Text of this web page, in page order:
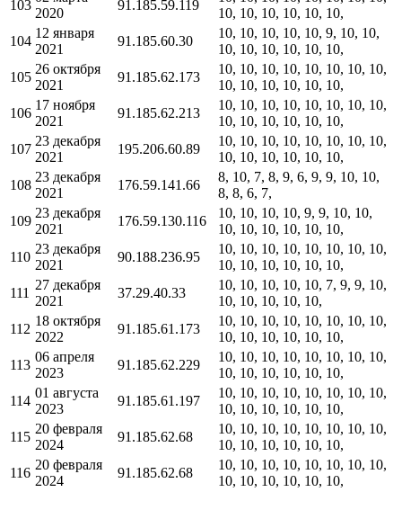
103
2020
91.185.59.119
10, 10, 10, 10, 10, 10,
104
12 января
2021
91.185.60.30
10, 10, 10, 10, 10, 9, 10, 10,
10, 10, 10, 10, 10, 10,
105
26 октября
2021
91.185.62.173
10, 10, 10, 10, 10, 10, 10, 10,
10, 10, 10, 10, 10, 10,
106
17 ноября
2021
91.185.62.213
10, 10, 10, 10, 10, 10, 10, 10,
10, 10, 10, 10, 10, 10,
107
23 декабря
2021
195.206.60.89
10, 10, 10, 10, 10, 10, 10, 10,
10, 10, 10, 10, 10, 10,
108
23 декабря
2021
176.59.141.66
8, 10, 7, 8, 9, 6, 9, 9, 10, 10,
8, 8, 6, 7,
109
23 декабря
2021
176.59.130.116
10, 10, 10, 10, 9, 9, 10, 10,
10, 10, 10, 10, 10, 10,
110
23 декабря
2021
90.188.236.95
10, 10, 10, 10, 10, 10, 10, 10,
10, 10, 10, 10, 10, 10,
111
27 декабря
2021
37.29.40.33
10, 10, 10, 10, 10, 7, 9, 9, 10,
10, 10, 10, 10, 10,
112
18 октября
2022
91.185.61.173
10, 10, 10, 10, 10, 10, 10, 10,
10, 10, 10, 10, 10, 10,
113
06 апреля
2023
91.185.62.229
10, 10, 10, 10, 10, 10, 10, 10,
10, 10, 10, 10, 10, 10,
114
01 августа
2023
91.185.61.197
10, 10, 10, 10, 10, 10, 10, 10,
10, 10, 10, 10, 10, 10,
115
20 февраля
2024
91.185.62.68
10, 10, 10, 10, 10, 10, 10, 10,
10, 10, 10, 10, 10, 10,
116
20 февраля
2024
91.185.62.68
10, 10, 10, 10, 10, 10, 10, 10,
10, 10, 10, 10, 10, 10,